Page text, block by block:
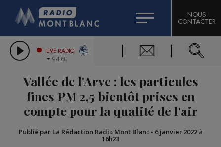
LES CHRONIQUES DE L'EXPERT
CITIZEN MACHINERY
GRAND MASSIF DOMAINES SKIABLES
BIGARD
COMPAGNIE DU MONT-BLANC
NOUS
CONTACTER
LIVE RADIO
94.60
Vallée de l'Arve : les particules
fines PM 2,5 bientôt prises en
compte pour la qualité de l'air
Publié par La Rédaction Radio Mont Blanc - 6 janvier 2022 à
16h23